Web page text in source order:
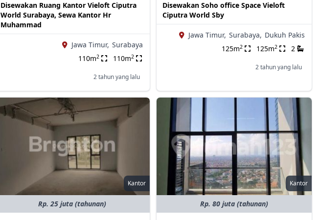
Disewakan Ruang Kantor Vieloft Ciputra
World Surabaya, Sewa Kantor Hr
Muhammad
Jawa Timur, Surabaya
110m2 110m2
2 tahun yang lalu
Disewakan Soho office Space Vieloft
Ciputra World Sby
Jawa Timur, Surabaya, Dukuh Pakis
125m2 125m2 2
2 tahun yang lalu
Kantor
Rp. 25 juta (tahunan)
Kantor
Rp. 80 juta (tahunan)